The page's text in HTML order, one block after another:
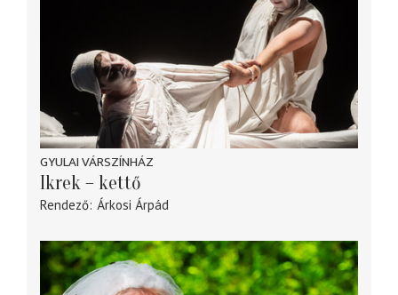
GYULAI VÁRSZÍNHÁZ
Ikrek – kettő
Rendező Árkosi Árpád